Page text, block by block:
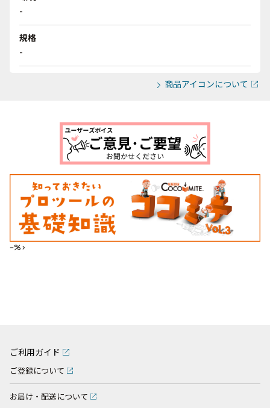
-
規格
-
商品アイコンについて
--%>
ご利用ガイド
ご登録について
お届け・配送について